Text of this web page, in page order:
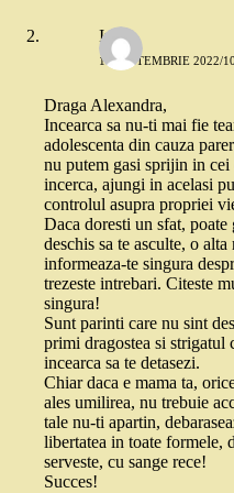
Irina
18 SEPTEMBRIE 2022/
Draga Alexandra,
Incearca sa nu-ti mai fie
adolescenta din cauza
nu putem gasi sprijin in
incerca, ajungi in acelasi
controlul asupra propriei
Daca doresti un sfat, poate
deschis sa te asculte, o
informeaza-te singura
trezeste intrebari. Citeste
singura!
Sunt parinti care nu sint
primi dragostea si strigatul
incearca sa te detasezi.
Chiar daca e mama ta,
ales umilirea, nu trebuie
tale nu-ti apartin,
libertatea in toate formele,
serveste, cu sange rece!
Succes!